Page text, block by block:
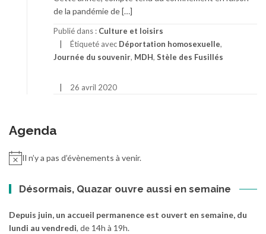
de la pandémie de […]
Publié dans : Culture et loisirs
Étiqueté avec Déportation homosexuelle,
Journée du souvenir, MDH, Stèle des Fusillés
26 avril 2020
Agenda
Il n’y a pas d’évènements à venir.
Désormais, Quazar ouvre aussi en semaine
Depuis juin, un accueil permanence est ouvert en semaine, du
lundi au vendredi, de 14h à 19h.